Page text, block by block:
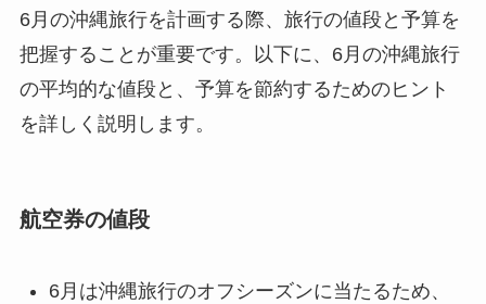
6月の沖縄旅行を計画する際、旅行の値段と予算を
把握することが重要です。以下に、6月の沖縄旅行
の平均的な値段と、予算を節約するためのヒント
を詳しく説明します。
航空券の値段
6月は沖縄旅行のオフシーズンに当たるため、